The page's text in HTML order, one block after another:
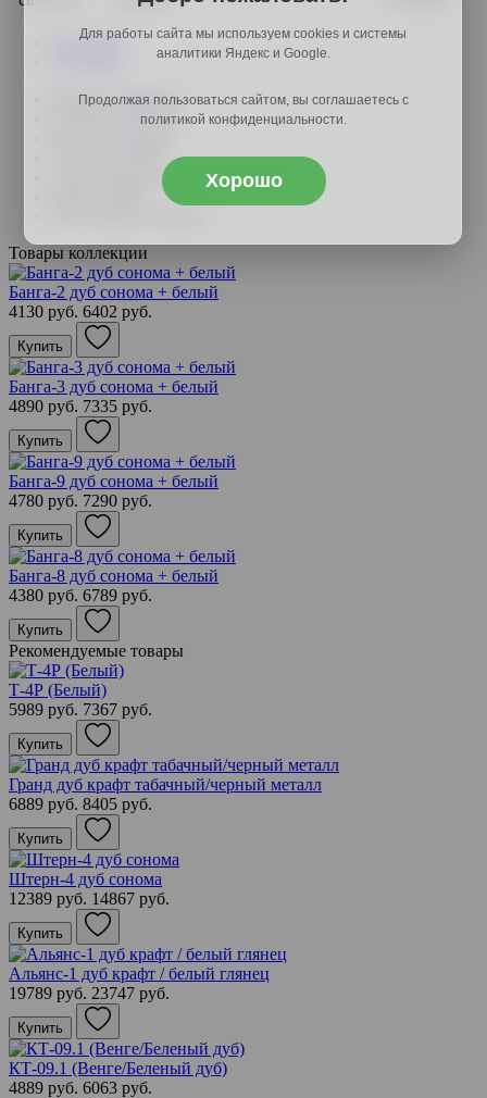
Описание
Ширина:698 мм.;
Глубина: 326 мм.;
Страна-производитель: Россия
Товары коллекции
Банга-2 дуб сонома + белый
4130 руб. 6402 руб.
Купить
Банга-3 дуб сонома + белый
4890 руб. 7335 руб.
Купить
Банга-9 дуб сонома + белый
4780 руб. 7290 руб.
Купить
Банга-8 дуб сонома + белый
4380 руб. 6789 руб.
Купить
Рекомендуемые товары
Т-4Р (Белый)
5989 руб. 7367 руб.
Купить
Гранд дуб крафт табачный/черный металл
6889 руб. 8405 руб.
Купить
Штерн-4 дуб сонома
12389 руб. 14867 руб.
Купить
Альянс-1 дуб крафт / белый глянец
19789 руб. 23747 руб.
Купить
КТ-09.1 (Венге/Беленый дуб)
4889 руб. 6063 руб.
Для работы сайта мы используем cookies и системы
аналитики Яндекс и Google.
Продолжая пользоваться сайтом, вы соглашаетесь с
политикой конфиденциальности.
Хорошо